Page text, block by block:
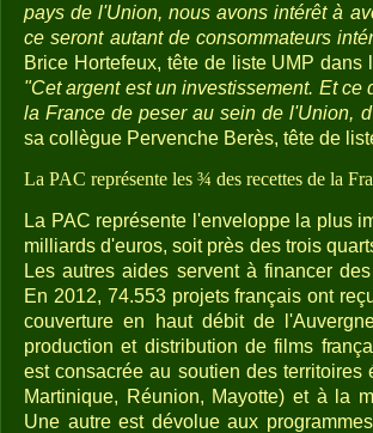
pays de l'Union, nous avons intérêt à
ce seront autant de consommateurs
Brice Hortefeux, tête de liste UMP
"Cet argent est un investissement. Et
la France de peser au sein de l'Union,
sa collègue Pervenche Berès, tête de
La PAC représente les ¾ des recettes de la
La PAC représente l'enveloppe la plus
milliards d'euros, soit près des trois
Les autres aides servent à financer
En 2012, 74.553 projets français ont
couverture en haut débit de
production et distribution de films
est consacrée au soutien des
Martinique, Réunion, Mayotte) et à la
Une autre est dévolue aux